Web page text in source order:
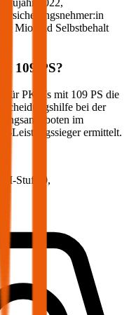
Mio und Selbstbehalt
109 PS?
für PKWs mit 109 PS die
bei der
im
Leistungssieger ermittelt.
Stufe 0,